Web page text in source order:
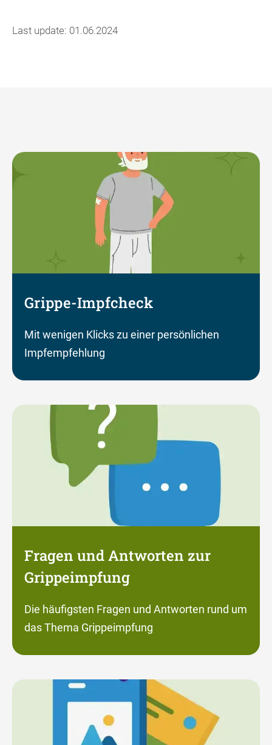
Last update: 01.06.2024
Grippe-Impfcheck
Mit wenigen Klicks zu einer persönlichen
Impfempfehlung
Fragen und Antworten zur
Grippeimpfung
Die häufigsten Fragen und Antworten rund um
das Thema Grippeimpfung